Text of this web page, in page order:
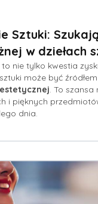
Sztuki:
w dziełach
nie tylko kwestia
może być źródłem
. To szansa
i pięknych
dnia.